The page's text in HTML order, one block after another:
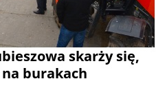
skarży się,
burakach